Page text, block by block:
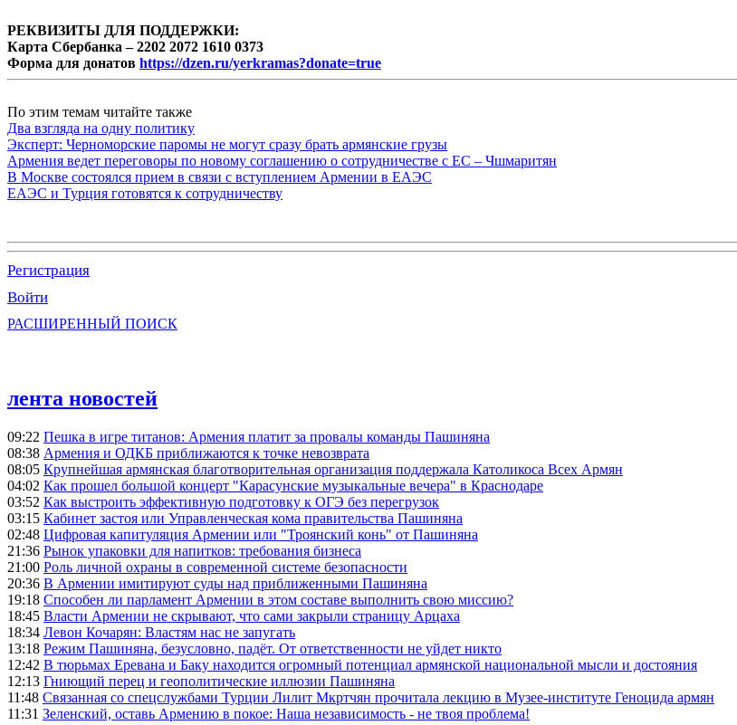
РЕКВИЗИТЫ ДЛЯ ПОДДЕРЖКИ:
Карта Сбербанка – 2202 2072 1610 0373
Форма для донатов https://dzen.ru/yerkramas?donate=true
По этим темам читайте также
Два взгляда на одну политику
Эксперт: Черноморские паромы не могут сразу брать армянские грузы
Армения ведет переговоры по новому соглашению о сотрудничестве с ЕС – Чшмаритян
В Москве состоялся прием в связи с вступлением Армении в ЕАЭС
ЕАЭС и Турция готовятся к сотрудничеству
Регистрация
Войти
РАСШИРЕННЫЙ ПОИСК
лента новостей
09:22 Пешка в игре титанов: Армения платит за провалы команды Пашиняна
08:38 Армения и ОДКБ приближаются к точке невозврата
08:05 Крупнейшая армянская благотворительная организация поддержала Католикоса Всех Армян
04:02 Как прошел большой концерт "Карасунские музыкальные вечера" в Краснодаре
03:52 Как выстроить эффективную подготовку к ОГЭ без перегрузок
03:15 Кабинет застоя или Управленческая кома правительства Пашиняна
02:48 Цифровая капитуляция Армении или "Троянский конь" от Пашиняна
21:36 Рынок упаковки для напитков: требования бизнеса
21:00 Роль личной охраны в современной системе безопасности
20:36 В Армении имитируют суды над приближенными Пашиняна
19:18 Способен ли парламент Армении в этом составе выполнить свою миссию?
18:45 Власти Армении не скрывают, что сами закрыли страницу Арцаха
18:34 Левон Кочарян: Властям нас не запугать
13:18 Режим Пашиняна, безусловно, падёт. От ответственности не уйдет никто
12:42 В тюрьмах Еревана и Баку находится огромный потенциал армянской национальной мысли и достояния
12:13 Гниющий перец и геополитические иллюзии Пашиняна
11:48 Связанная со спецслужбами Турции Лилит Мкртчян прочитала лекцию в Музее-институте Геноцида армян
11:31 Зеленский, оставь Армению в покое: Наша независимость - не твоя проблема!